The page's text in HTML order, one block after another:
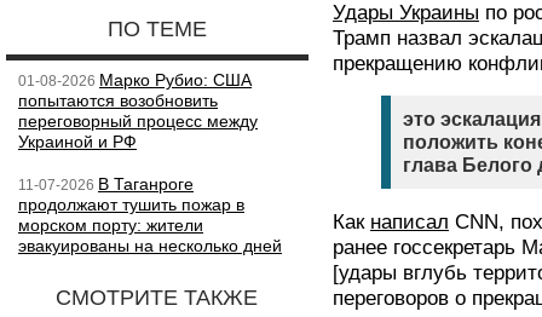
ПО ТЕМЕ
01-08-2026 Марко Рубио: США
попытаются возобновить
переговорный процесс между
Украиной и РФ
11-07-2026 В Таганроге
продолжают тушить пожар в
морском порту: жители
эвакуированы на несколько дней
СМОТРИТЕ ТАКЖЕ
Удары Украины по
Трамп назвал
прекращению
это
положить
глава Белого
Как написал CNN,
ранее госсекретарь
[удары вглубь
переговоров о